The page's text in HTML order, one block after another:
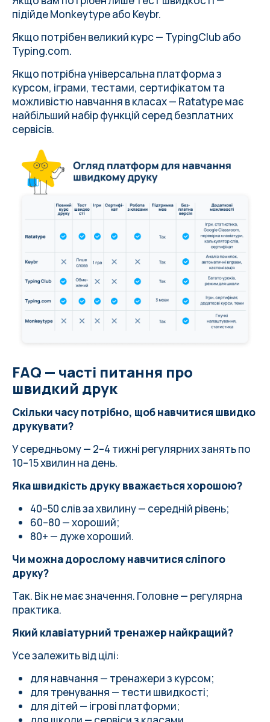
підійде Monkeytype або Keybr.
Якщо потрібен великий курс — TypingClub або
Typing.com.
Якщо потрібна універсальна платформа з
курсом, іграми, тестами, сертифікатом та
можливістю навчання в класах — Ratatype має
найбільший набір функцій серед безплатних
сервісів.
FAQ — часті питання про
швидкий друк
Скільки часу потрібно, щоб навчитися швидко
друкувати?
У середньому — 2–4 тижні регулярних занять по
10–15 хвилин на день.
Яка швидкість друку вважається хорошою?
40–50 слів за хвилину — середній рівень;
60–80 — хороший;
80+ — дуже хороший.
Чи можна дорослому навчитися сліпого
друку?
Так. Вік не має значення. Головне — регулярна
практика.
Який клавіатурний тренажер найкращий?
Усе залежить від цілі:
для навчання — тренажери з курсом;
для тренування — тести швидкості;
для дітей — ігрові платформи;